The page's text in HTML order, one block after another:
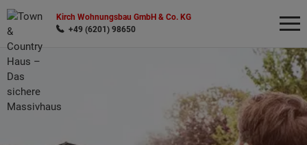
Kirch Wohnungsbau GmbH & Co. KG
+49 (6201) 98650
Wonach möchten Sie suchen?